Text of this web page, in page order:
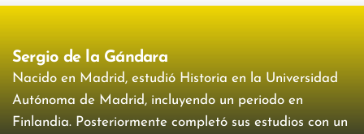
Sergio de la Gándara
Nacido en Madrid, estudió Historia en la Universidad
Autónoma de Madrid, incluyendo un periodo en
Finlandia. Posteriormente completó sus estudios con un